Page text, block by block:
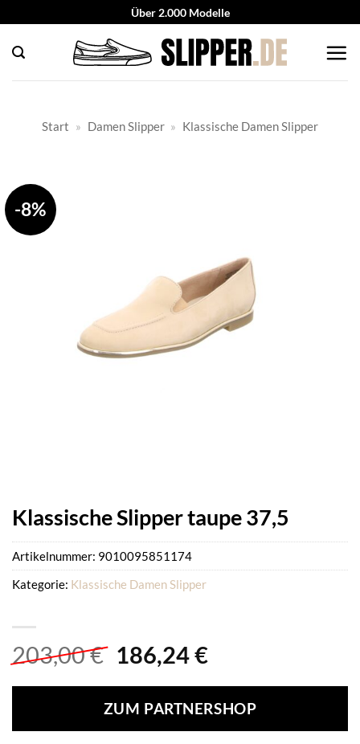
springen
Über 2.000 Modelle
Start » Damen Slipper » Klassische Damen Slipper
-8%
Klassische Slipper taupe 37,5
203,00€ Ursprünglicher
war:
203,00 €
186,24€Aktueller
ist:
186,24 €.
ZUM PARTNERSHOP
Artikelnummer: 9010095851174
Kategorie: Klassische Damen Slipper